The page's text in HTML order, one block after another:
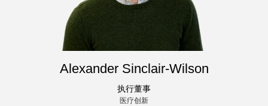
Alexander Sinclair-Wilson
执行董事
医疗创新